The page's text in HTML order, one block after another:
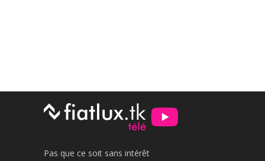
Pas que ce soit sans intérêt